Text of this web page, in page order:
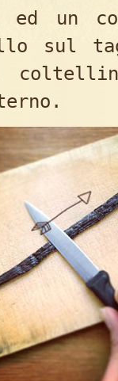
ed un
sul